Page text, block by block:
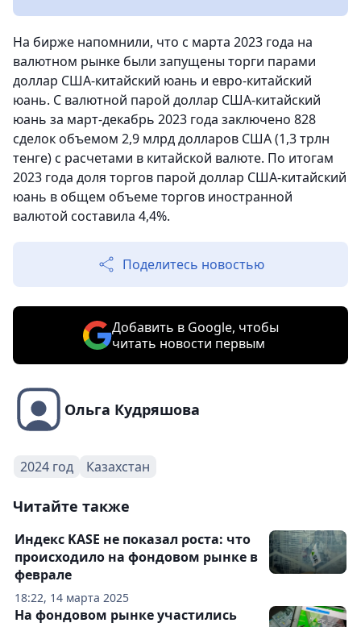
На бирже напомнили, что с марта 2023 года на
валютном рынке были запущены торги парами
доллар США-китайский юань и евро-китайский
юань. С валютной парой доллар США-китайский
юань за март-декабрь 2023 года заключено 828
сделок объемом 2,9 млрд долларов США (1,3 трлн
тенге) с расчетами в китайской валюте. По итогам
2023 года доля торгов парой доллар США-китайский
юань в общем объеме торгов иностранной
валютой составила 4,4%.
Поделитесь новостью
Добавить в Google, чтобы
читать новости первым
Ольга Кудряшова
2024 год Казахстан
Читайте также
18:22, 14 марта 2025
Индекс KASE не показал роста: что
происходило на фондовом рынке в
феврале
На фондовом рынке участились